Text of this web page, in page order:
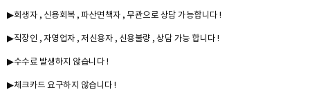
▶회생자 , 신용회복 , 파산면책자 , 무관으로 상담 가능합니다 !
▶직장인 , 자영업자 , 저신용자 , 신용불량 , 상담 가능 합니다 !
▶수수료 발생하지 않습니다 !
▶체크카드 요구하지 않습니다 !